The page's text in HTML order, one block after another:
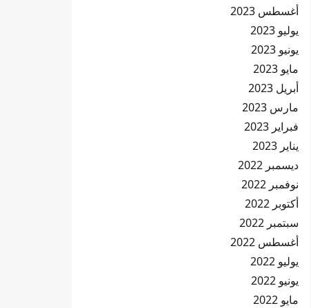
أغسطس 2023
يوليو 2023
يونيو 2023
مايو 2023
أبريل 2023
مارس 2023
فبراير 2023
يناير 2023
ديسمبر 2022
نوفمبر 2022
أكتوبر 2022
سبتمبر 2022
أغسطس 2022
يوليو 2022
يونيو 2022
مايو 2022